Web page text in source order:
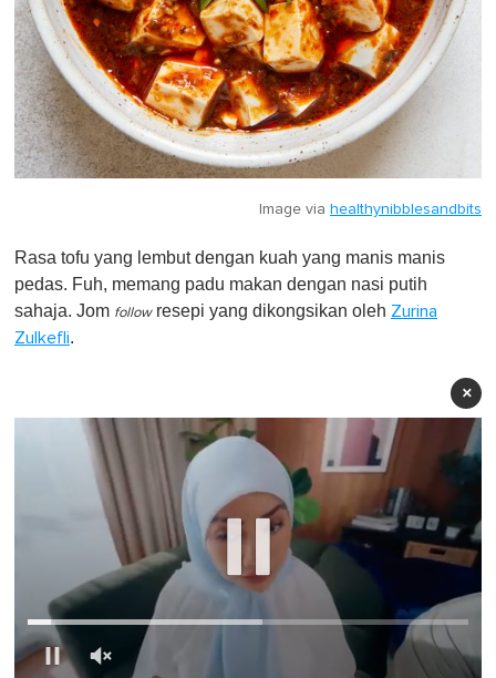
Image via healthynibblesandbits
Rasa tofu yang lembut dengan kuah yang manis manis
pedas. Fuh, memang padu makan dengan nasi putih
sahaja. Jom followresepi yang dikongsikan oleh Zurina
Zulkefli.
×